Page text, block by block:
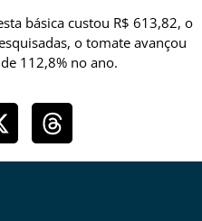
básica custou R$ 613,82, o
o tomate avançou
112,8% no ano.